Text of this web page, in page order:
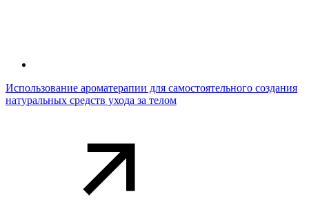
Использование ароматерапии для самостоятельного создания
натуральных средств ухода за телом